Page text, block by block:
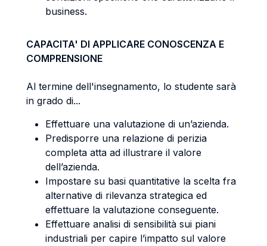
business.
CAPACITA' DI APPLICARE CONOSCENZA E
COMPRENSIONE
Al termine dell'insegnamento, lo studente sarà
in grado di...
Effettuare una valutazione di un’azienda.
Predisporre una relazione di perizia
completa atta ad illustrare il valore
dell’azienda.
Impostare su basi quantitative la scelta fra
alternative di rilevanza strategica ed
effettuare la valutazione conseguente.
Effettuare analisi di sensibilità sui piani
industriali per capire l’impatto sul valore